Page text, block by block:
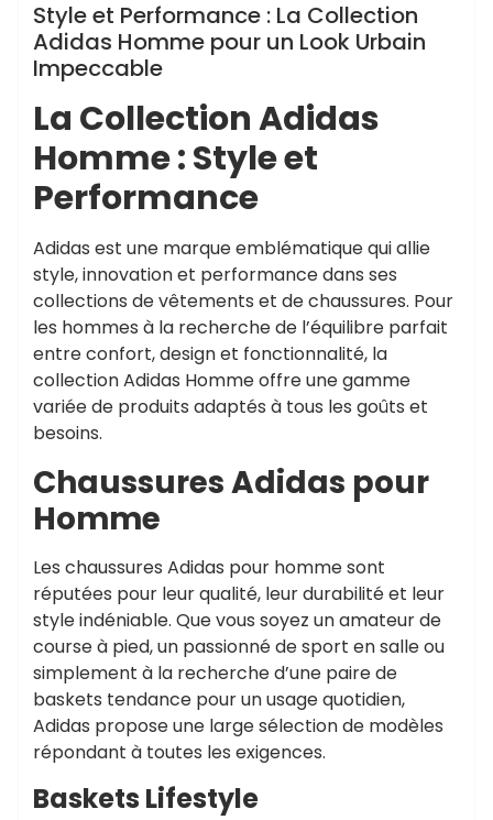
Style et Performance : La Collection
Adidas Homme pour un Look Urbain
Impeccable
La Collection Adidas
Homme : Style et
Performance
Adidas est une marque emblématique qui allie
style, innovation et performance dans ses
collections de vêtements et de chaussures. Pour
les hommes à la recherche de l’équilibre parfait
entre confort, design et fonctionnalité, la
collection Adidas Homme offre une gamme
variée de produits adaptés à tous les goûts et
besoins.
Chaussures Adidas pour
Homme
Les chaussures Adidas pour homme sont
réputées pour leur qualité, leur durabilité et leur
style indéniable. Que vous soyez un amateur de
course à pied, un passionné de sport en salle ou
simplement à la recherche d’une paire de
baskets tendance pour un usage quotidien,
Adidas propose une large sélection de modèles
répondant à toutes les exigences.
Baskets Lifestyle